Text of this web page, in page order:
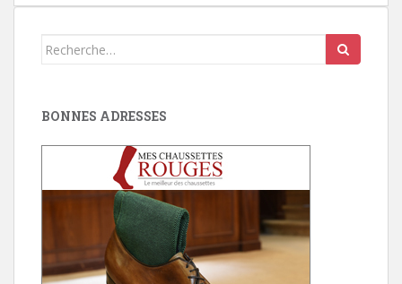
Search
BONNES ADRESSES